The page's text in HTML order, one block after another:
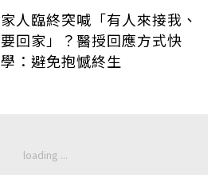
家人臨終突喊「有人來接我、
要回家」？醫授回應方式快
學：避免抱憾終生